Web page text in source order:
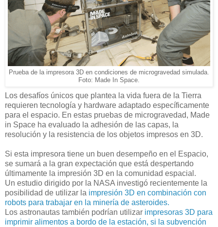
Prueba de la impresora 3D en condiciones de microgravedad simulada.
Foto: Made In Space.
Los desafíos únicos que plantea la vida fuera de la Tierra
requieren tecnología y hardware adaptado específicamente
para el espacio. En estas pruebas de microgravedad, Made
in Space ha evaluado la adhesión de las capas, la
resolución y la resistencia de los objetos impresos en 3D.
Si esta impresora tiene un buen desempeño en el Espacio,
se sumará a la gran expectación que está despertando
últimamente la impresión 3D en la comunidad espacial.
Un estudio dirigido por la NASA investigó recientemente la
posibilidad de utilizar la impresión 3D en combinación con
robots para trabajar en la minería de asteroides.
Los astronautas también podrían utilizar impresoras 3D para
imprimir alimentos a bordo de la estación, si la subvención